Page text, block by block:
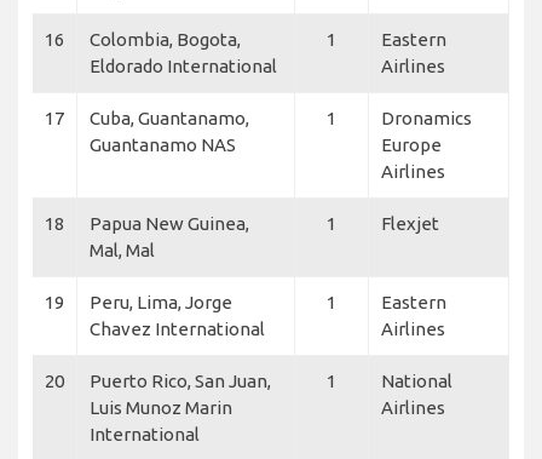
16
Colombia, Bogota,
Eldorado International
1
Eastern
Airlines
17
Cuba, Guantanamo,
Guantanamo NAS
1
Dronamics
Europe
Airlines
18
Papua New Guinea,
Mal, Mal
1 Flexjet
19
Peru, Lima, Jorge
Chavez International
1
Eastern
Airlines
20
Puerto Rico, San Juan,
Luis Munoz Marin
International
1
National
Airlines